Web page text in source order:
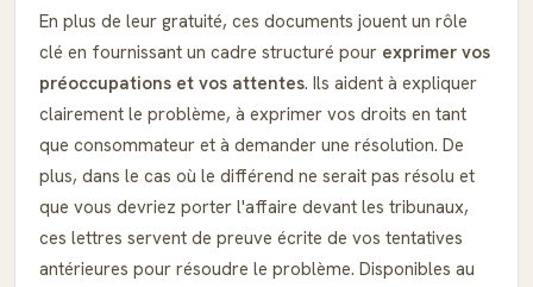
En plus de leur gratuité, ces documents jouent un rôle
clé en fournissant un cadre structuré pour exprimer vos
préoccupations et vos attentes. Ils aident à expliquer
clairement le problème, à exprimer vos droits en tant
que consommateur et à demander une résolution. De
plus, dans le cas où le différend ne serait pas résolu et
que vous devriez porter l'affaire devant les tribunaux,
ces lettres servent de preuve écrite de vos tentatives
antérieures pour résoudre le problème. Disponibles au